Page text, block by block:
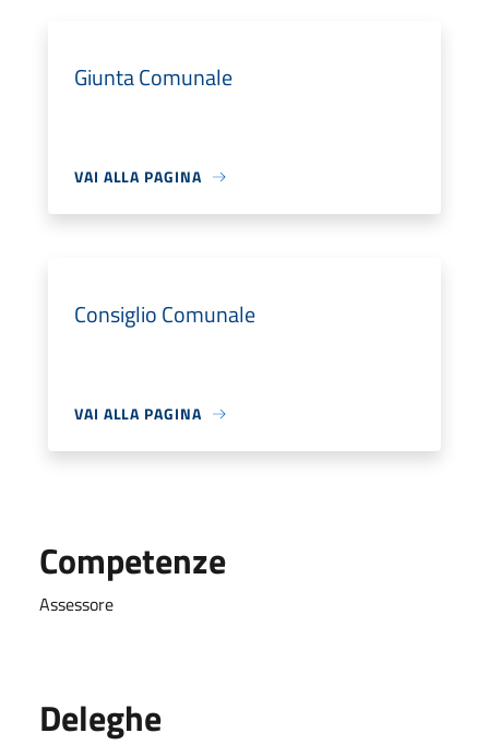
Giunta Comunale
VAI ALLA PAGINA
Consiglio Comunale
VAI ALLA PAGINA
Competenze
Assessore
Deleghe